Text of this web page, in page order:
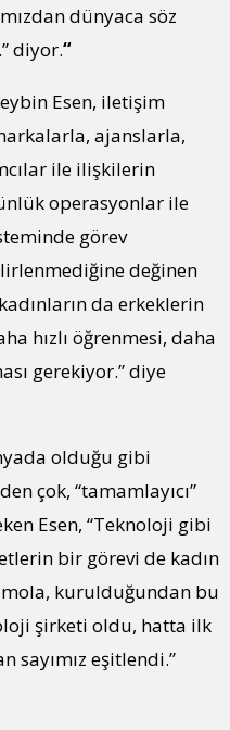
dünyaca söz
diyor.“
Esen, iletişim
ajanslarla,
ile ilişkilerin
operasyonlar ile
görev
değinen
da erkeklerin
hızlı öğrenmesi, daha
gerekiyor.” diye
olduğu gibi
çok, “tamamlayıcı”
Esen, “Teknoloji gibi
bir görevi de kadın
kurulduğundan bu
şirketi oldu, hatta ilk
sayımız eşitlendi.”